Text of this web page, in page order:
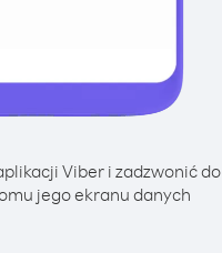
Viber i zadzwonić do
jego ekranu danych